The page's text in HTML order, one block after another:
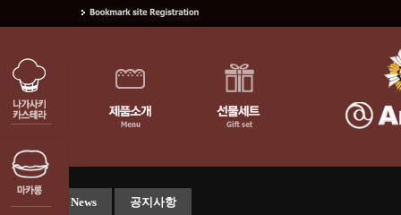
안스 News 공지사항